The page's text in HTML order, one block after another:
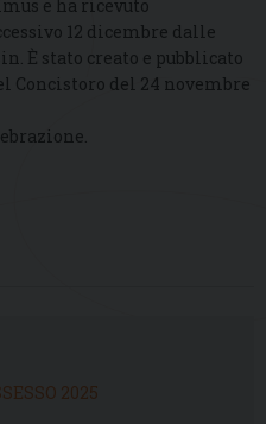
e ha ricevuto
12 dicembre dalle
È stato creato e pubblicato
Concistoro del 24 novembre
2025